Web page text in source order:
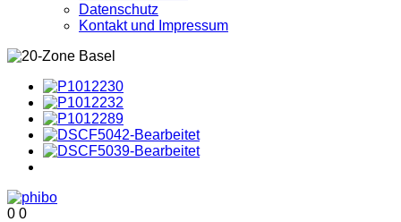
Datenschutz
Kontakt und Impressum
0 0